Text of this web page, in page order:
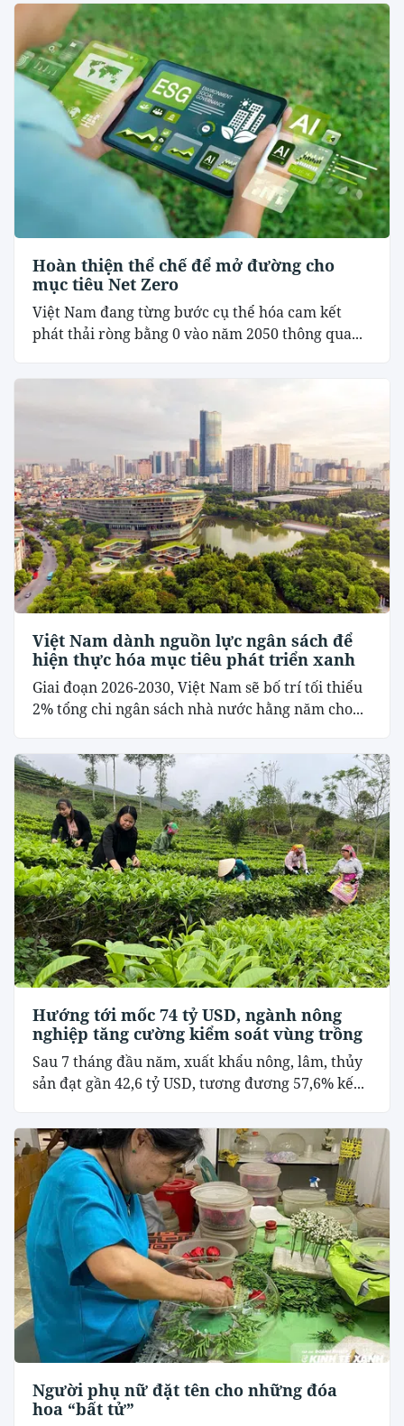
Hoàn thiện thể chế để mở đường cho
mục tiêu Net Zero
Việt Nam đang từng bước cụ thể hóa cam kết
phát thải ròng bằng 0 vào năm 2050 thông qua...
Việt Nam dành nguồn lực ngân sách để
hiện thực hóa mục tiêu phát triển xanh
Giai đoạn 2026-2030, Việt Nam sẽ bố trí tối thiểu
2% tổng chi ngân sách nhà nước hằng năm cho...
Hướng tới mốc 74 tỷ USD, ngành nông
nghiệp tăng cường kiểm soát vùng trồng
Sau 7 tháng đầu năm, xuất khẩu nông, lâm, thủy
sản đạt gần 42,6 tỷ USD, tương đương 57,6% kế...
Người phụ nữ đặt tên cho những đóa
hoa “bất tử”